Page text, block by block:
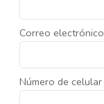
Correo electrónico
Número de celular